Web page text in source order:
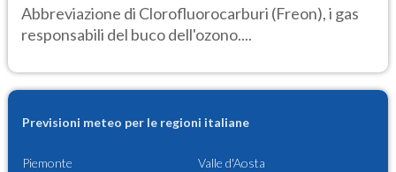
Abbreviazione di Clorofluorocarburi (Freon), i gas
responsabili del buco dell'ozono....
Previsioni meteo per le regioni italiane
Piemonte Valle d'Aosta